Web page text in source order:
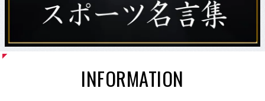
INFORMATION